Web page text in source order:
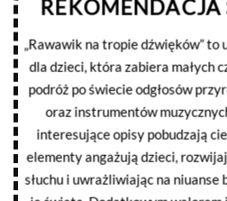
REKOMENDACJA
„Rawawik na tropie dźwięków” to
dla dzieci, która zabiera małych
podróż po świecie odgłosów
oraz instrumentów
interesujące opisy pobudzają
elementy angażują dzieci,
słuchu i uwrażliwiając na